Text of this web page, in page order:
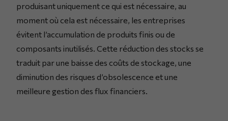
produisant uniquement ce qui est nécessaire, au
moment où cela est nécessaire, les entreprises
évitent l’accumulation de produits finis ou de
composants inutilisés. Cette réduction des stocks se
traduit par une baisse des coûts de stockage, une
diminution des risques d’obsolescence et une
meilleure gestion des flux financiers.